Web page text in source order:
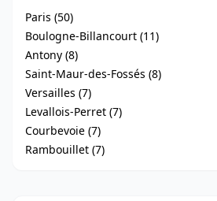
Paris (50)
Boulogne-Billancourt (11)
Antony (8)
Saint-Maur-des-Fossés (8)
Versailles (7)
Levallois-Perret (7)
Courbevoie (7)
Rambouillet (7)